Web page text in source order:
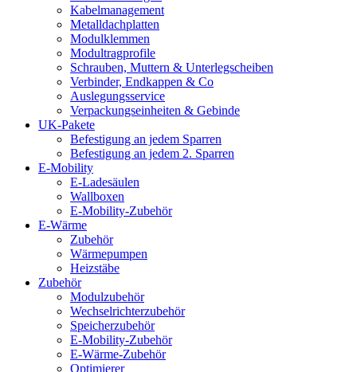
Kabelmanagement
Metalldachplatten
Modulklemmen
Modultragprofile
Schrauben, Muttern & Unterlegscheiben
Verbinder, Endkappen & Co
Auslegungsservice
Verpackungseinheiten & Gebinde
UK-Pakete
Befestigung an jedem Sparren
Befestigung an jedem 2. Sparren
E-Mobility
E-Ladesäulen
Wallboxen
E-Mobility-Zubehör
E-Wärme
Zubehör
Wärmepumpen
Heizstäbe
Zubehör
Modulzubehör
Wechselrichterzubehör
Speicherzubehör
E-Mobility-Zubehör
E-Wärme-Zubehör
Optimierer